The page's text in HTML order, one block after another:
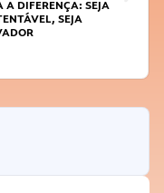
A DIFERENÇA: SEJA
SEJA